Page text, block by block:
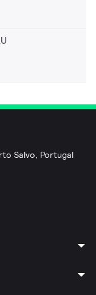
Salvo, Portugal